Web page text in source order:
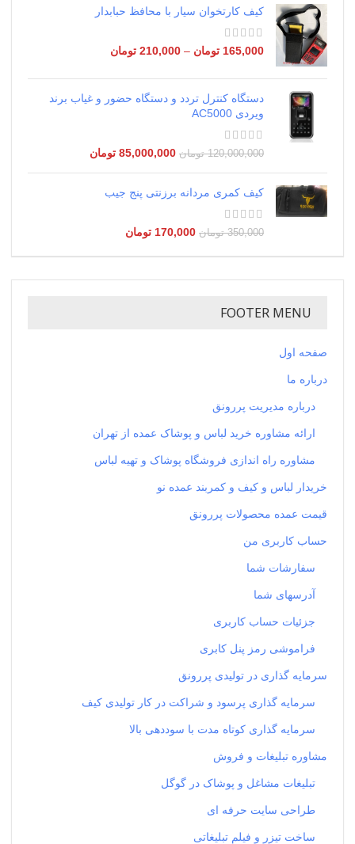
کیف کارتخوان سیار با محافظ حبابدار
165,000 تومان –
210,000 تومان
دستگاه کنترل تردد و دستگاه حضور و غیاب برند
ویردی AC5000
120,000,000 تومان 85,000,000 تومان
کیف کمری مردانه برزنتی پنج جیب
350,000 تومان 170,000 تومان
FOOTER MENU
صفحه اول
درباره ما
درباره مدیریت پررونق
ارائه مشاوره خرید لباس و پوشاک عمده از تهران
مشاوره راه اندازی فروشگاه پوشاک و تهیه لباس
خریدار لباس و کیف و کمربند عمده نو
قیمت عمده محصولات پررونق
حساب کاربری من
سفارشات شما
آدرسهای شما
جزئیات حساب کاربری
فراموشی رمز پنل کابری
سرمایه گذاری در تولیدی پررونق
سرمایه گذاری پرسود و شراکت در کار تولیدی کیف
سرمایه گذاری کوتاه مدت با سوددهی بالا
مشاوره تبلیغات و فروش
تبلیغات مشاغل و پوشاک در گوگل
طراحی سایت حرفه ای
ساخت تیزر و فیلم تبلیغاتی